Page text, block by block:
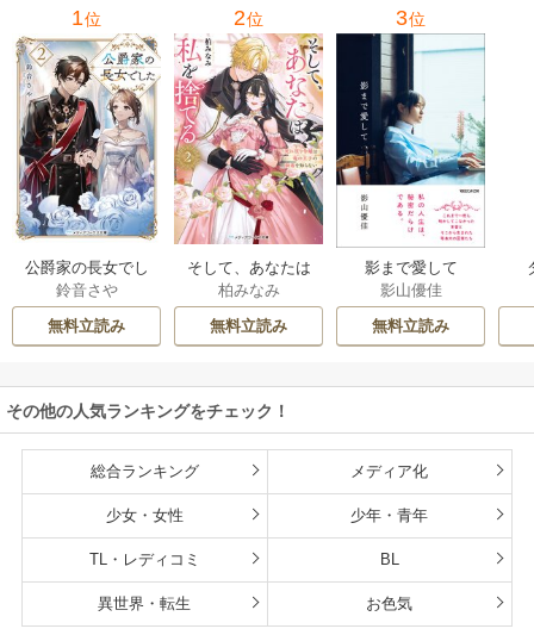
1位
公爵家の長女でし
た
鈴音さや
無料立読み
2位
そして、あなたは
私を捨てる
柏みなみ
無料立読み
3位
影まで愛して
影山優佳
無料立読み
その他の人気ランキングをチェック！
総合ランキング メディア化
少女・女性 少年・青年
TL・レディコミ BL
異世界・転生 お色気